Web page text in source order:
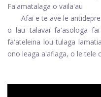
Faʻamatalaga o vailaʻau
Afai e te ave le
o lau talavai faʻasologa
faʻateleina lou tulaga
ono leaga aʻafiaga, o le